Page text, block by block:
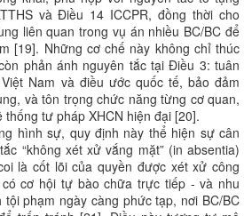
và Điều 14 ICCPR, đồng thời cho
liên quan trong vụ án nhiều BC/BC để
[19]. Những cơ chế này không chỉ thúc
phản ánh nguyên tắc tại Điều 3: tuân
Nam và điều ước quốc tế, bảo đảm
và tôn trọng chức năng từng cơ quan,
tư pháp XHCN hiện đại [20].
hình sự, quy định này thể hiện sự cân
“không xét xử vắng mặt” (in absentia)
là cốt lõi của quyền được xét xử công
cơ hội tự bào chữa trực tiếp - và nhu
phạm ngày càng phức tạp, nơi BC/BC